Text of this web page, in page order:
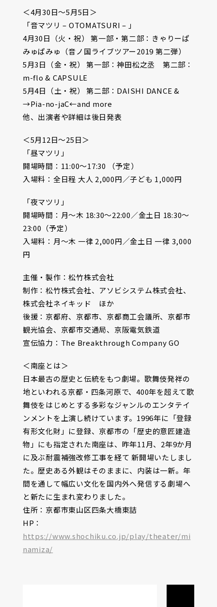
＜4月30日〜5月5日＞
「音マツリ – OTOMATSURI – 」
4月30日（火・祝） 第一部・第二部：きゃりーぱ
みゅぱみゅ（音ノ国ライブツアー2019 第二弾）
5月3日（金・祝） 第一部：神田松之丞 第二部：
m-flo & CAPSULE
5月4日（土・祝） 第二部：DAISHI DANCE &
→Pia-no-jaC←and more
他、出演者や詳細は後日発表
＜5月12日〜25日＞
「昼マツリ」
開場時間：11:00～17:30 （予定）
入場料：全日程 大人 2,000円／子ども 1,000円
「夜マツリ」
開場時間：月〜木 18:30〜22:00／金土日 18:30～
23:00（予定）
入場料：月〜木 一律 2,000円／金土日 一律 3,000
円
主催・製作：松竹株式会社
制作：松竹株式会社、アソビシステム株式会社、
株式会社ネイキッド ほか
後援：京都府、京都市、京都商工会議所、京都市
観光協会、京都市交通局、京阪電気鉄道
宣伝協力：The Breakthrough Company GO
＜南座とは＞
日本最古の歴史と伝統をもつ劇場。歌舞伎発祥の
地といわれる京都・四条河原で、400年を超えて歌
舞伎をはじめとする多彩なジャンルのエンタテイ
ンメントを上演し続けています。1996年に「登録
有形文化財」に登録、京都市の「歴史的意匠建造
物」にも指定された南座は、昨年11月、2年9か月
に及ぶ耐震補強改修工事を経て 新開場いたしまし
た。歴史ある外観はそのままに、内装は一新。年
間を通して幅広い文化を国内外へ発信する劇場へ
と新たに生まれ変わりました。
住所：京都市東山区四条大橋東詰
HP：
https://www.shochiku.co.jp/play/theater/mi
namiza/